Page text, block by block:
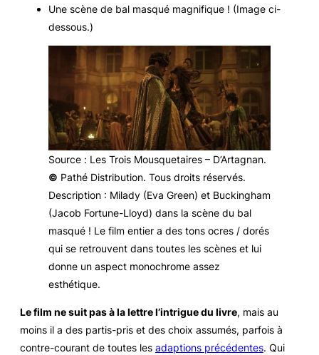
Une scène de bal masqué magnifique ! (Image ci-
dessous.)
Source : Les Trois Mousquetaires – D’Artagnan.
© Pathé Distribution. Tous droits réservés.
Description : Milady (Eva Green) et Buckingham
(Jacob Fortune-Lloyd) dans la scène du bal
masqué ! Le film entier a des tons ocres / dorés
qui se retrouvent dans toutes les scènes et lui
donne un aspect monochrome assez
esthétique.
Le film ne suit pas à la lettre l’intrigue du livre, mais au
moins il a des partis-pris et des choix assumés, parfois à
contre-courant de toutes les adaptions précédentes. Qui